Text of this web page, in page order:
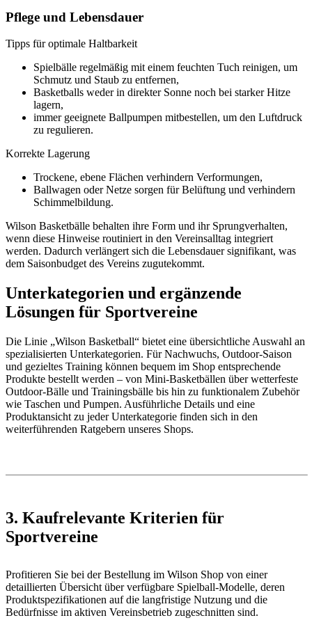
Pflege und Lebensdauer
Tipps für optimale Haltbarkeit
Spielbälle regelmäßig mit einem feuchten Tuch reinigen, um
Schmutz und Staub zu entfernen,
Basketballs weder in direkter Sonne noch bei starker Hitze
lagern,
immer geeignete Ballpumpen mitbestellen, um den Luftdruck
zu regulieren.
Korrekte Lagerung
Trockene, ebene Flächen verhindern Verformungen,
Ballwagen oder Netze sorgen für Belüftung und verhindern
Schimmelbildung.
Wilson Basketbälle behalten ihre Form und ihr Sprungverhalten,
wenn diese Hinweise routiniert in den Vereinsalltag integriert
werden. Dadurch verlängert sich die Lebensdauer signifikant, was
dem Saisonbudget des Vereins zugutekommt.
Unterkategorien und ergänzende
Lösungen für Sportvereine
Die Linie „Wilson Basketball“ bietet eine übersichtliche Auswahl an
spezialisierten Unterkategorien. Für Nachwuchs, Outdoor-Saison
und gezieltes Training können bequem im Shop entsprechende
Produkte bestellt werden – von Mini-Basketbällen über wetterfeste
Outdoor-Bälle und Trainingsbälle bis hin zu funktionalem Zubehör
wie Taschen und Pumpen. Ausführliche Details und eine
Produktansicht zu jeder Unterkategorie finden sich in den
weiterführenden Ratgebern unseres Shops.
3. Kaufrelevante Kriterien für
Sportvereine
Profitieren Sie bei der Bestellung im Wilson Shop von einer
detaillierten Übersicht über verfügbare Spielball-Modelle, deren
Produktspezifikationen auf die langfristige Nutzung und die
Bedürfnisse im aktiven Vereinsbetrieb zugeschnitten sind.